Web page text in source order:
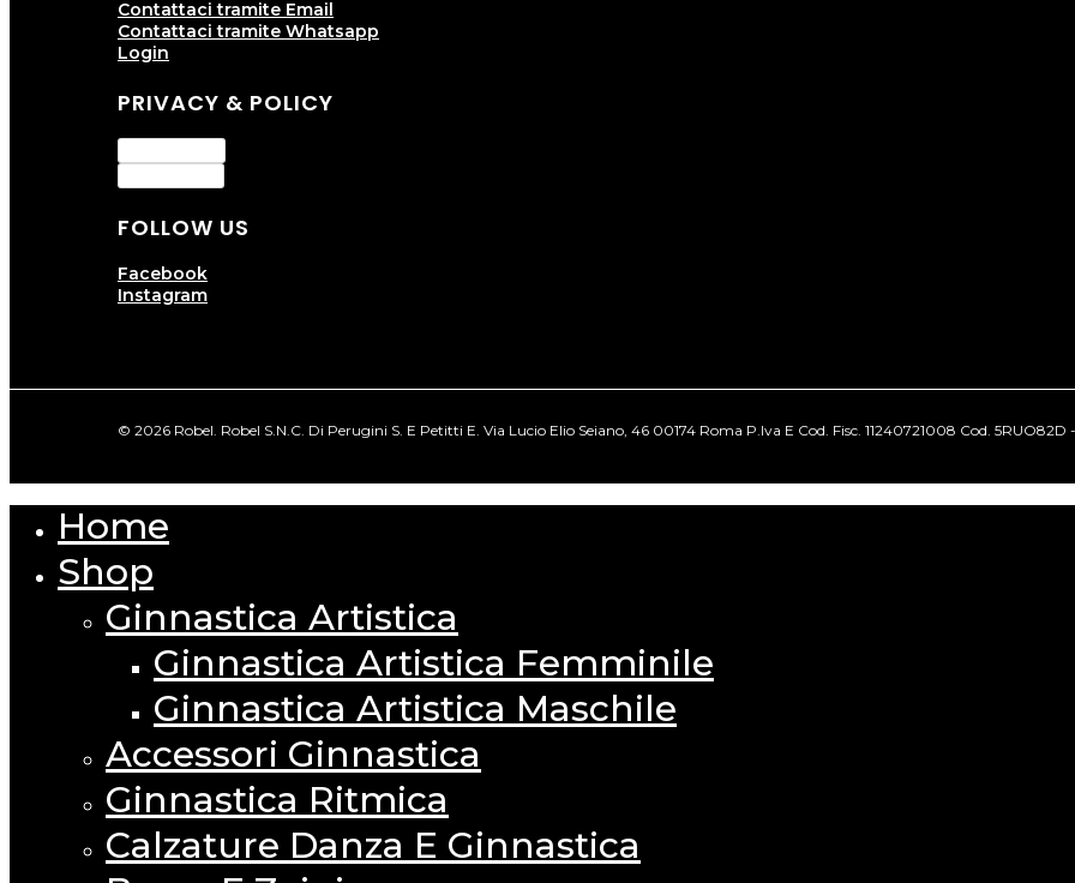
Contattaci tramite Email
Contattaci tramite Whatsapp
Login
PRIVACY & POLICY
FOLLOW US
Facebook
Instagram
© 2026 Robel. Robel S.N.C. Di Perugini S. E Petitti E. Via Lucio Elio Seiano, 46 00174 Roma P.Iva E Cod. Fisc. 11240721008 Cod.
Close
Menu
Home
Shop
Ginnastica Artistica
Ginnastica Artistica Femminile
Ginnastica Artistica Maschile
Accessori Ginnastica
Ginnastica Ritmica
Calzature Danza E Ginnastica